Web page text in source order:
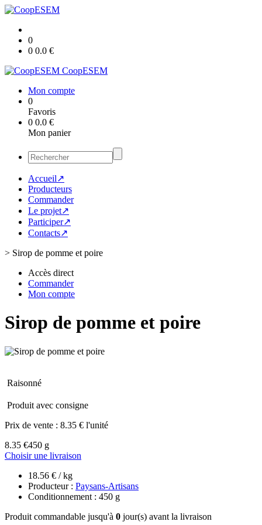
0
0 0.0 €
CoopESEM
Mon compte
0
Favoris
0 0.0 €
Mon panier
Accueil↗
Producteurs
Commander
Le projet↗
Participer↗
Contacts↗
> Sirop de pomme et poire
Accès direct
Commander
Mon compte
Sirop de pomme et poire
Raisonné
Produit avec consigne
Prix de vente : 8.35 € l'unité
8.35 €450 g
Choisir une livraison
18.56 € / kg
Producteur : Paysans-Artisans
Conditionnement : 450 g
Produit commandable jusqu'à 0 jour(s) avant la livraison